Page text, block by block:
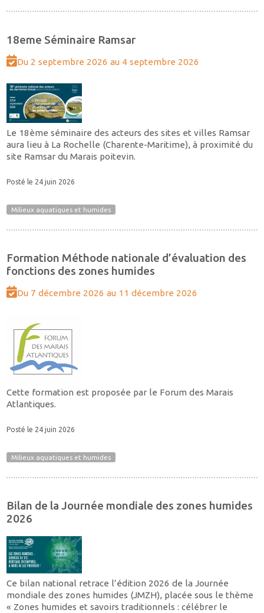
18eme Séminaire Ramsar
Du 2 septembre 2026 au 4 septembre 2026
Le 18ème séminaire des acteurs des sites et villes Ramsar
aura lieu à La Rochelle (Charente-Maritime), à proximité du
site Ramsar du Marais poitevin.
Posté le 24 juin 2026
Milieux aquatiques et humides
Formation Méthode nationale d’évaluation des
fonctions des zones humides
Du 7 décembre 2026 au 11 décembre 2026
Cette formation est proposée par le Forum des Marais
Atlantiques.
Posté le 24 juin 2026
Milieux aquatiques et humides
Bilan de la Journée mondiale des zones humides
2026
Ce bilan national retrace l’édition 2026 de la Journée
mondiale des zones humides (JMZH), placée sous le thème
« Zones humides et savoirs traditionnels : célébrer le